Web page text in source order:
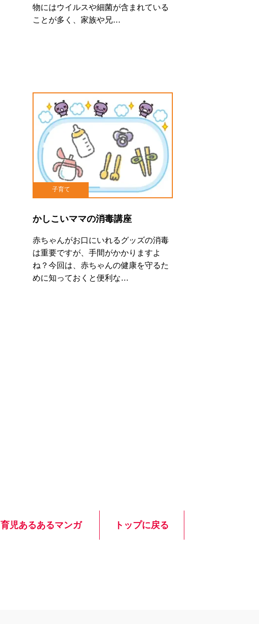
物にはウイルスや細菌が含まれている
ことが多く、家族や兄…
子育て
かしこいママの消毒講座
赤ちゃんがお口にいれるグッズの消毒
は重要ですが、手間がかかりますよ
ね？今回は、赤ちゃんの健康を守るた
めに知っておくと便利な…
育児あるあるマンガ トップに戻る